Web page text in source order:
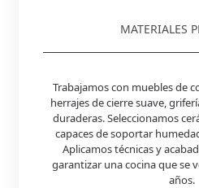
MATERIALES
Trabajamos con muebles de
herrajes de cierre suave,
duraderas. Seleccionamos
capaces de soportar
Aplicamos técnicas y
garantizar una cocina que se
años.